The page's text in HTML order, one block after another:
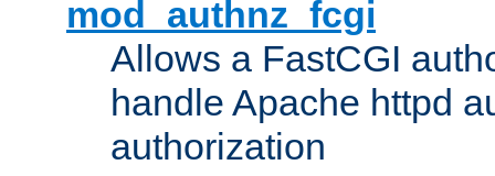
mod_authnz_fcgi
Allows a FastCGI
handle Apache httpd
authorization